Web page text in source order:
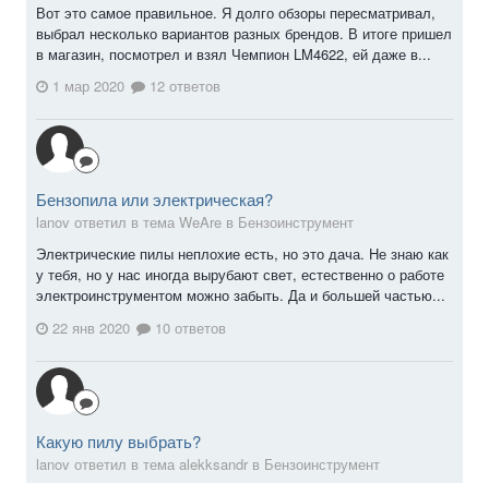
Вот это самое правильное. Я долго обзоры пересматривал,
выбрал несколько вариантов разных брендов. В итоге пришел
в магазин, посмотрел и взял Чемпион LM4622, ей даже в...
1 мар 2020
12 ответов
Бензопила или электрическая?
lanov ответил в тема WeAre в Бензоинструмент
Электрические пилы неплохие есть, но это дача. Не знаю как
у тебя, но у нас иногда вырубают свет, естественно о работе
электроинструментом можно забыть. Да и большей частью...
22 янв 2020
10 ответов
Какую пилу выбрать?
lanov ответил в тема alekksandr в Бензоинструмент